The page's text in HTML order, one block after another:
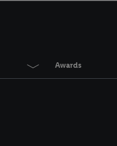
Awards
kunnen worden
vergelijkbare
in te